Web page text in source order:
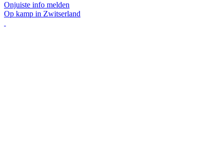
Onjuiste info melden
Op kamp in Zwitserland